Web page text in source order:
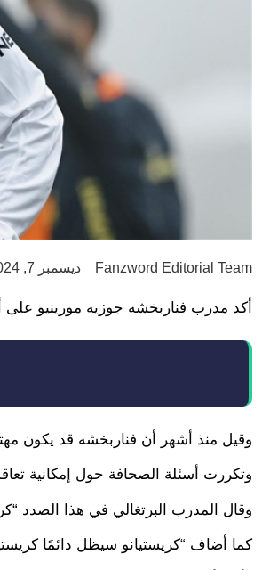
Fanzword Editorial Team ديسمبر 7, 2024
أكد مدرب فناربخشه جوزيه مورينيو على
وقيل منذ أشهر أن فناربخشه قد يكون
وتكررت أسئلة الصحافة حول إمكانية
وقال المدرب البرتغالي في هذا الصدد “كريستيانو
كما أضاف “كريستيانو سيظل دائمًا